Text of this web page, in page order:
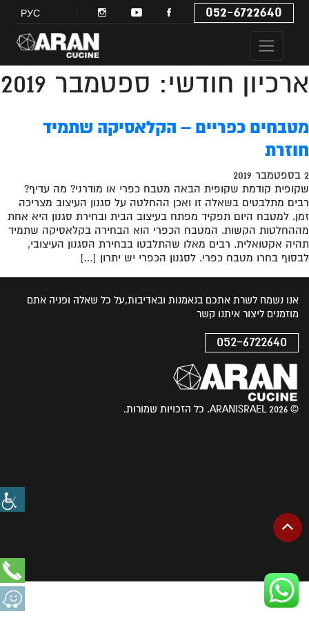
РУС 052-6722640
ארכיון חודשי: ספטמבר 2019
מטבחים כפריים – הקלאסיקה שתמיד
חוזרת
2 בספטמבר 2019
שקופית קודמת שקופית הבאה מטבח כפרי או מודרני? מה עדיף?
רבים מתלבטים בשאלה זו ואכן ההחלטה על סגנון העיצוב מצריכה
זמן. למטבח היום תפקיד מפתח בעיצוב הבית ובחירת סגנון היא אחת
מההחלטות הקשות. המטבח הכפרי הוא הבחירה בקלאסיקה שתמיד
תהיה אקטואלית. רבים מאלו שהתלבטו בבחירת הסגנון העיצובי,
לבסוף בחרו מטבח כפרי. לסגנון הכפרי יש יתרון […]
אנו נשמח לשרת אתכם בנאמנות ובאדיבות,על כל שאלה ופניה אתם
מוזמנים ליצור איתנו קשר
052-6722640
© 2026 ARANISRAEL. כל הזכויות שמורות.